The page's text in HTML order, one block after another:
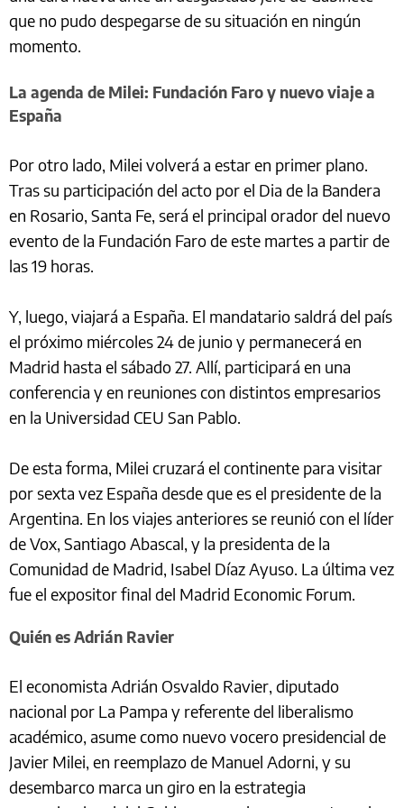
que no pudo despegarse de su situación en ningún
momento.
La agenda de Milei: Fundación Faro y nuevo viaje a
España
Por otro lado, Milei volverá a estar en primer plano.
Tras su participación del acto por el Dia de la Bandera
en Rosario, Santa Fe, será el principal orador del nuevo
evento de la Fundación Faro de este martes a partir de
las 19 horas.
Y, luego, viajará a España. El mandatario saldrá del país
el próximo miércoles 24 de junio y permanecerá en
Madrid hasta el sábado 27. Allí, participará en una
conferencia y en reuniones con distintos empresarios
en la Universidad CEU San Pablo.
De esta forma, Milei cruzará el continente para visitar
por sexta vez España desde que es el presidente de la
Argentina. En los viajes anteriores se reunió con el líder
de Vox, Santiago Abascal, y la presidenta de la
Comunidad de Madrid, Isabel Díaz Ayuso. La última vez
fue el expositor final del Madrid Economic Forum.
Quién es Adrián Ravier
El economista Adrián Osvaldo Ravier, diputado
nacional por La Pampa y referente del liberalismo
académico, asume como nuevo vocero presidencial de
Javier Milei, en reemplazo de Manuel Adorni, y su
desembarco marca un giro en la estrategia